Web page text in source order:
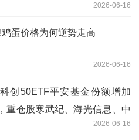
2026-06-16
蛋价格为何逆势走高
2026-06-16
创50ETF平安基金份额增加
重仓股寒武纪、海光信息、中
2026-06-16